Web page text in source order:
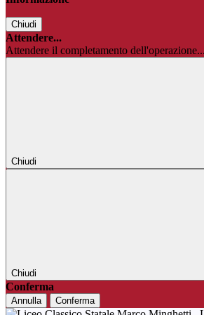
Chiudi
Attendere...
Attendere il completamento dell'operazione...
Chiudi
Chiudi
Conferma
Annulla Conferma